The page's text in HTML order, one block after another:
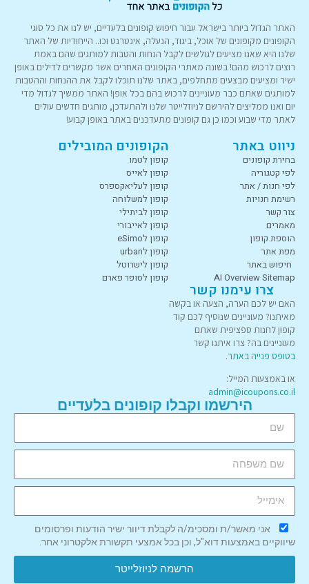
האתר הגדול ביותר בישראל עבור חיפוש קופונים בלעדיים, יש לנו את כל סוגי
הקופונים מקופונים של אוכל, ביגוד, הנעלה, אינטרנט וכו.. הייחודיות של האתר
שלנו היא שאנו מציעים לגולשים לקבל הנחות והטבות למותגים שהם באמת
רוצים לרכוש מהם! בשונה מאתרי הקופונים האחרים אשר מקשרים לדילים באופן
ישיר ומציעים מבצעים מתחלפים, באתר שלנו תוכלו לקבל את ההנחות וההטבות
למותגים שאתם כבר מעוניינים לרכוש בהם בכל אופן! האתר ממשיך לגדול מדי
יום ואנו ממליצים להירשם לניוזלייטר שלנו ולהתעדכן, מותגים חדשים עולים
לאתר מדי שבוע וכמו כן גם קופונים מתעדכנים באתר באופן קבוע!
ניווט באתר
בחירת קופונים
לפי קטגוריה
לפי חנות / אתר
רשימת חנויות
צור קשר
מאמרים
הוספת קופון
מפת אתר
חיפוש באתר
AI Overview Sitemap
הקופונים המובילים
קופון לטמו
קופון לאייס
קופון לעליאקספרס
קופון למשלוחה
קופון לביתילי
קופון לאייבורי
קופון לeSimo
קופון לurban
קופון לישרוטל
קופון לסופר פארם
צרו עימנו קשר
האם יש לכם הערה, הצעה או בקשה
מאיתנו? מעוניינים שנוסיף לכם קוד
קופון לחנות ספציפית שאתם
מעוניינים בה? צרו איתנו קשר
בטופס פנייה באתר.
או באמצעות המייל:
admin@icoupons.co.il
הירשמו וקבלו קופונים בלעדיים
אני מאשר/ת ומסכימ/ה לקבלת דיוור ישיר הודעות ופרסומים
שיווקיים באמצעות דוא"ל, וכן בכל אמצעי תקשורת אלקטרוני אחר.
הרשמה לניוזלייטר